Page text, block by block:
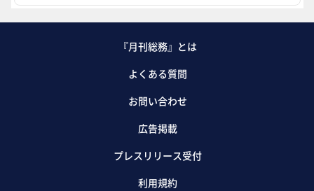
『月刊総務』とは
よくある質問
お問い合わせ
広告掲載
プレスリリース受付
利用規約